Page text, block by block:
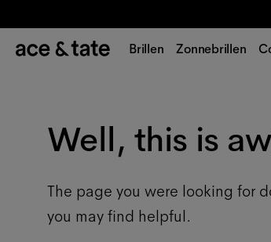
Brillen Zonnebrillen
Well, this is
The page you were looking for
you may find helpful.